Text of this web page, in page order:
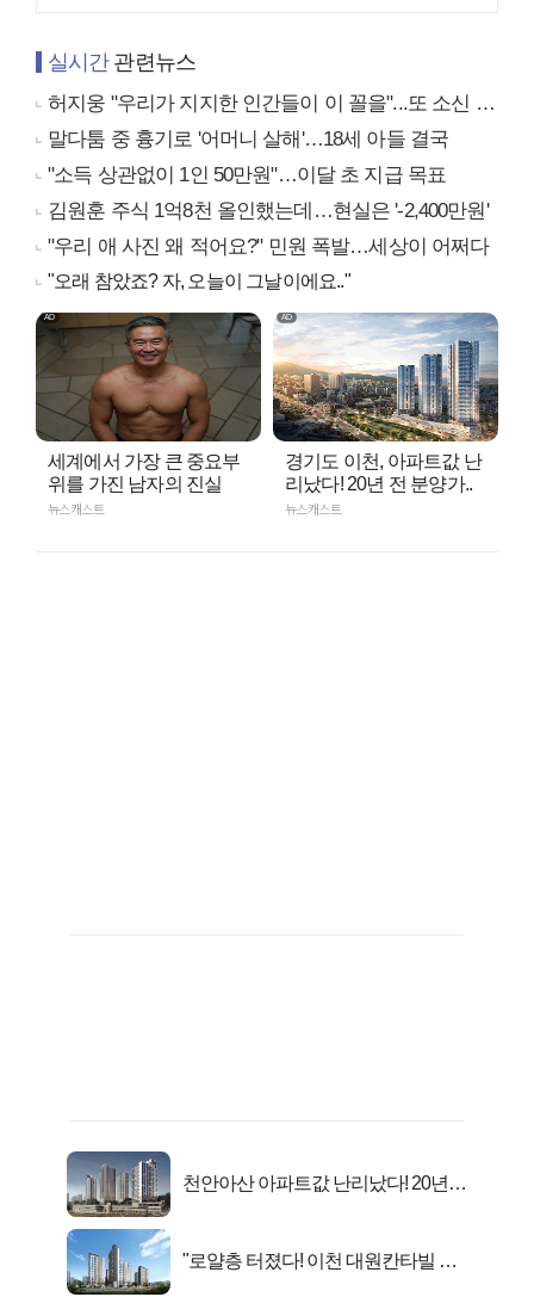
실시간관련뉴스
허지웅 "우리가 지지한 인간들이 이 꼴을"...또 소신 발언
말다툼 중 흉기로 '어머니 살해'…18세 아들 결국
"소득 상관없이 1인 50만원"…이달 초 지급 목표
김원훈 주식 1억8천 올인했는데…현실은 '-2,400만원'
"우리 애 사진 왜 적어요?" 민원 폭발…세상이 어쩌다
"오래 참았죠? 자, 오늘이 그날이에요.."
세계에서 가장 큰 중요부
위를 가진 남자의 진실
뉴스캐스트
경기도 이천, 아파트값 난
리났다! 20년 전 분양가..
뉴스캐스트
천안아산 아파트값 난리났다! 20년
"로얄층 터졌다! 이천 대원칸타빌 잔